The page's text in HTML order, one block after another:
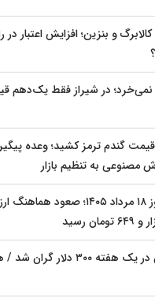
و بنزین؛ افزایش اعتبار در
در شیراز فقط یک‌دهم
گندم ترمز کشید؛ وعده
مصنوعی به تنظیم بازار
قیمت دلار حواله امروز ۱۸ مرداد ۱۴۰۵؛